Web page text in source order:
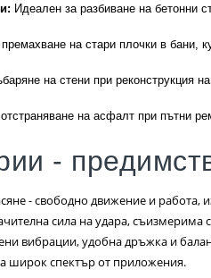
Идеален за разбиване на бетонни
на стари плочки в бани,
на стени при реконструкция
на асфалт при пътни
-
- свободно движение и работа,
сила на удара, съизмерима
вибрации, удобна дръжка и
широк спектър от приложения.